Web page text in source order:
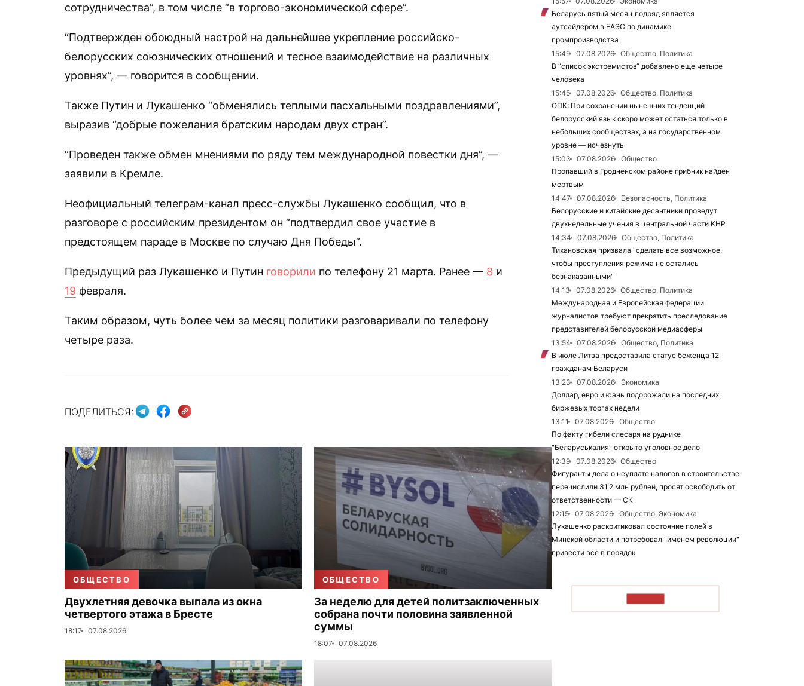
сотрудничества”, в том числе “в торгово-экономической сфере”.
“Подтвержден обоюдный настрой на дальнейшее укрепление российско-
белорусских союзнических отношений и тесное взаимодействие на различных
уровнях”, — говорится в сообщении.
Также Путин и Лукашенко “обменялись теплыми пасхальными поздравлениями”,
выразив “добрые пожелания братским народам двух стран”.
“Проведен также обмен мнениями по ряду тем международной повестки дня”, —
заявили в Кремле.
Неофициальный телеграм-канал пресс-службы Лукашенко сообщил, что в
разговоре с российским президентом он “подтвердил свое участие в
предстоящем параде в Москве по случаю Дня Победы”.
Предыдущий раз Лукашенко и Путин говорили по телефону 21 марта. Ранее — 8 и
19 февраля.
Таким образом, чуть более чем за месяц политики разговаривали по телефону
четыре раза.
ПОДЕЛИТЬСЯ:
ОБЩЕСТВО
Двухлетняя девочка выпала из окна
четвертого этажа в Бресте
18:17 07.08.2026
ОБЩЕСТВО
За неделю для детей политзаключенных
собрана почти половина заявленной
суммы
18:07 07.08.2026
Беларусь пятый месяц подряд является
аутсайдером в ЕАЭС по динамике
промпроизводства
15:49
07.08.2026
Общество, Политика
В “список экстремистов“ добавлено еще четыре
человека
15:45
07.08.2026
Общество, Политика
ОПК: При сохранении нынешних тенденций
белорусский язык скоро может остаться только в
небольших сообществах, а на государственном
уровне — исчезнуть
15:03
07.08.2026
Общество
Пропавший в Гродненском районе грибник найден
мертвым
14:47
07.08.2026
Безопасность, Политика
Белорусские и китайские десантники проведут
двухнедельные учения в центральной части КНР
14:34
07.08.2026
Общество, Политика
Тихановская призвала "сделать все возможное,
чтобы преступления режима не остались
безнаказанными"
14:13
07.08.2026
Общество, Политика
Международная и Европейская федерации
журналистов требуют прекратить преследование
представителей белорусской медиасферы
13:54
07.08.2026
Общество, Политика
В июле Литва предоставила статус беженца 12
гражданам Беларуси
13:23
07.08.2026
Экономика
Доллар, евро и юань подорожали на последних
биржевых торгах недели
13:11
07.08.2026
Общество
По факту гибели слесаря на руднике
"Беларуськалия" открыто уголовное дело
12:39
07.08.2026
Общество
Фигуранты дела о неуплате налогов в строительстве
перечислили 31,2 млн рублей, просят освободить от
ответственности — СК
12:15
07.08.2026
Общество, Экономика
Лукашенко раскритиковал состояние полей в
Минской области и потребовал "именем революции"
привести все в порядок